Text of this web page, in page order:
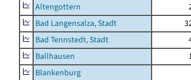
Altengottern
Bad Langensalza, Stadt
Bad Tennstedt, Stadt
Ballhausen
Blankenburg